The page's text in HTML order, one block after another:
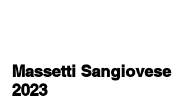
Massetti Sangiovese
2023